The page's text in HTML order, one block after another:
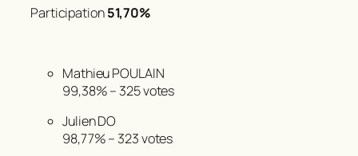
Participation51,70%
Mathieu POULAIN
99,38%– 325 votes
Julien DO
98,77%– 323 votes